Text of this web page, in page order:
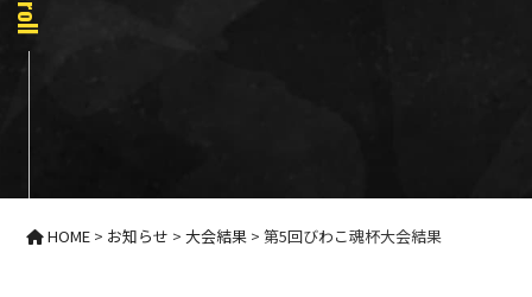
HOME > お知らせ >大会結果 >第5回びわこ魂杯大会結果